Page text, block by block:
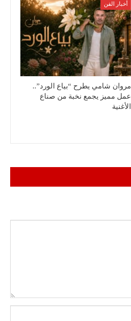
أخبار الفن
مروان شامي يطرح “بياع الورد”..
عمل مميز يجمع نخبة من صناع
الأغنية